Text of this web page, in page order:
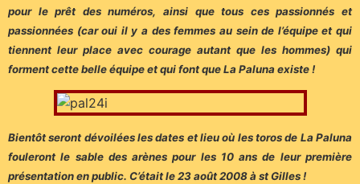
pour le prêt des numéros, ainsi que tous ces passionnés et
passionnées (car oui il y a des femmes au sein de l’équipe et qui
tiennent leur place avec courage autant que les hommes) qui
forment cette belle équipe et qui font que La Paluna existe !
Bientôt seront dévoilées les dates et lieu où les toros de La Paluna
fouleront le sable des arènes pour les 10 ans de leur première
présentation en public. C’était le 23 août 2008 à st Gilles !